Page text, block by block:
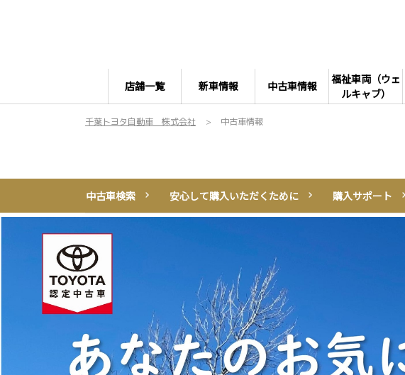
店舗一覧 新車情報 中古車情報
福祉車両（ウェ
ルキャブ）
千葉トヨタ自動車 株式会社 中古車情報
中古車検索 安心して購入いただくために 購入サポート